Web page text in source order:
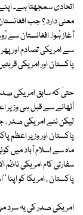
اتحادی سمجھتا ہے۔
معنی دارد ؟ جب
آغاز ہُوا، افغانستان
سے امریکی تصادم اور
پاکستان اور امریکی
حتیٰ کہ سابق امریکی
اُٹھانے سے قبل ہی وزیر
لیکن نئے امریکی صدر
پاکستان اور وزیر اعظم
ماہ سے اسلام آباد میں
سفارتی کام امریکی
پاکستان ، امریکا کو
امریکی صدر کی یہ سرد